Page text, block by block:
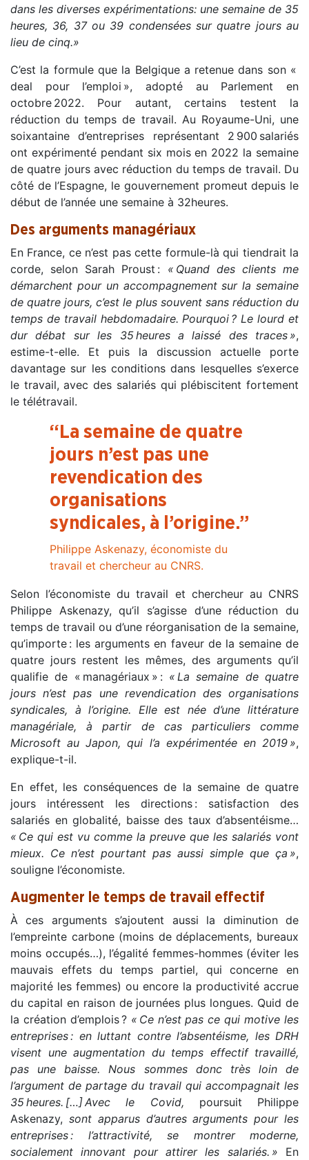
dans les diverses expérimentations: une semaine de 35
heures, 36, 37 ou 39 condensées sur quatre jours au
lieu de cinq.»
C’est la formule que la Belgique a retenue dans son «
deal pour l’emploi », adopté au Parlement en
octobre 2022. Pour autant, certains testent la
réduction du temps de travail. Au Royaume-Uni, une
soixantaine d’entreprises représentant 2 900 salariés
ont expérimenté pendant six mois en 2022 la semaine
de quatre jours avec réduction du temps de travail. Du
côté de l’Espagne, le gouvernement promeut depuis le
début de l’année une semaine à 32heures.
Des arguments managériaux
En France, ce n’est pas cette formule-là qui tiendrait la
corde, selon Sarah Proust : « Quand des clients me
démarchent pour un accompagnement sur la semaine
de quatre jours, c’est le plus souvent sans réduction du
temps de travail hebdomadaire. Pourquoi ? Le lourd et
dur débat sur les 35heures a laissé des traces»,
estime-t-elle. Et puis la discussion actuelle porte
davantage sur les conditions dans lesquelles s’exerce
le travail, avec des salariés qui plébiscitent fortement
le télétravail.
“La semaine de quatre
jours n’est pas une
revendication des
organisations
syndicales, à l’origine.”
Philippe Askenazy, économiste du
travail et chercheur au CNRS.
Selon l’économiste du travail et chercheur au CNRS
Philippe Askenazy, qu’il s’agisse d’une réduction du
temps de travail ou d’une réorganisation de la semaine,
qu’importe : les arguments en faveur de la semaine de
quatre jours restent les mêmes, des arguments qu’il
qualifie de « managériaux » : « La semaine de quatre
jours n’est pas une revendication des organisations
syndicales, à l’origine. Elle est née d’une littérature
managériale, à partir de cas particuliers comme
Microsoft au Japon, qui l’a expérimentée en 2019»,
explique-t-il.
En effet, les conséquences de la semaine de quatre
jours intéressent les directions : satisfaction des
salariés en globalité, baisse des taux d’absentéisme…
« Ce qui est vu comme la preuve que les salariés vont
mieux. Ce n’est pourtant pas aussi simple que ça »,
souligne l’économiste.
Augmenter le temps de travail effectif
À ces arguments s’ajoutent aussi la diminution de
l’empreinte carbone (moins de déplacements, bureaux
moins occupés…), l’égalité femmes-hommes (éviter les
mauvais effets du temps partiel, qui concerne en
majorité les femmes) ou encore la productivité accrue
du capital en raison de journées plus longues. Quid de
la création d’emplois ? « Ce n’est pas ce qui motive les
entreprises: en luttant contre l’absentéisme, les DRH
visent une augmentation du temps effectif travaillé,
pas une baisse. Nous sommes donc très loin de
l’argument de partage du travail qui accompagnait les
35heures. […]Avec le Covid,
poursuit Philippe
Askenazy, sont apparus d’autres arguments pour les
entreprises: l’attractivité, se montrer moderne,
socialement innovant pour attirer les salariés. » En